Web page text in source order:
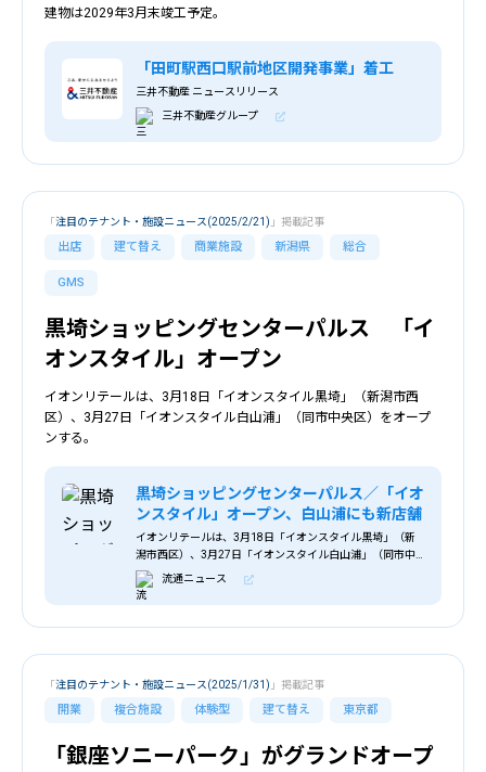
建物は2029年3月末竣工予定。
「田町駅西口駅前地区開発事業」着工
三井不動産 ニュースリリース
三井不動産グループ
出店 建て替え 商業施設 新潟県 総合
GMS
「注目のテナント・施設ニュース(2025/2/21) 」掲載記事
黒埼ショッピングセンターパルス 「イ
オンスタイル」オープン
イオンリテールは、3月18日「イオンスタイル黒埼」（新潟市西
区）、3月27日「イオンスタイル白山浦」（同市中央区）をオープ
ンする。
黒埼ショッピングセンターパルス／「イオ
ンスタイル」オープン、白山浦にも新店舗
イオンリテールは、3月18日「イオンスタイル黒埼」（新
潟市西区）、3月27日「イオンスタイル白山浦」（同市中
央区）をオープンする。 ＜イオンスタイル黒埼＞ 同社は現
在、新潟県内で総合スーパーのほか、食
流通ニュース
開業 複合施設 体験型 建て替え 東京都
「注目のテナント・施設ニュース(2025/1/31) 」掲載記事
「銀座ソニーパーク」がグランドオープ